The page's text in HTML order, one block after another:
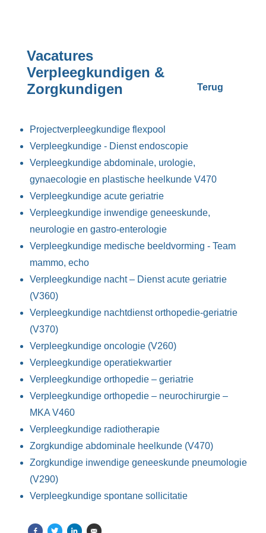
Vacatures
Verpleegkundigen &
Zorgkundigen
Terug
Projectverpleegkundige flexpool
Verpleegkundige - Dienst endoscopie
Verpleegkundige abdominale, urologie,
gynaecologie en plastische heelkunde V470
Verpleegkundige acute geriatrie
Verpleegkundige inwendige geneeskunde,
neurologie en gastro-enterologie
Verpleegkundige medische beeldvorming - Team
mammo, echo
Verpleegkundige nacht – Dienst acute geriatrie
(V360)
Verpleegkundige nachtdienst orthopedie-geriatrie
(V370)
Verpleegkundige oncologie (V260)
Verpleegkundige operatiekwartier
Verpleegkundige orthopedie – geriatrie
Verpleegkundige orthopedie – neurochirurgie –
MKA V460
Verpleegkundige radiotherapie
Zorgkundige abdominale heelkunde (V470)
Zorgkundige inwendige geneeskunde pneumologie
(V290)
Verpleegkundige spontane sollicitatie